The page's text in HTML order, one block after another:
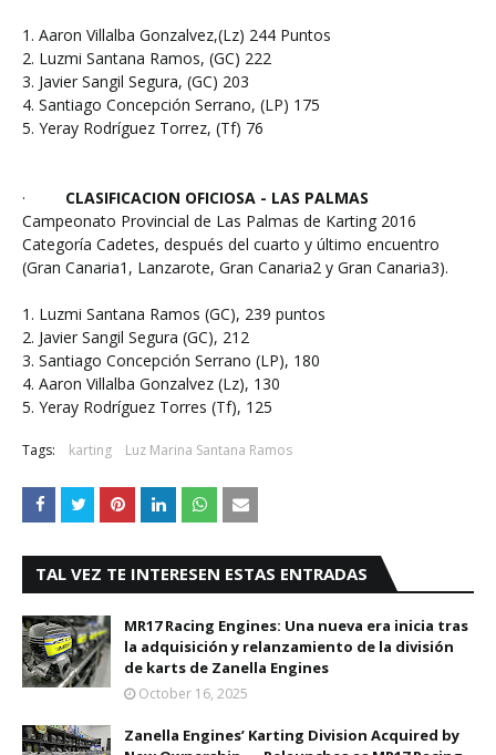
1. Aaron Villalba Gonzalvez,(Lz) 244 Puntos
2. Luzmi Santana Ramos, (GC) 222
3. Javier Sangil Segura, (GC) 203
4. Santiago Concepción Serrano, (LP) 175
5. Yeray Rodríguez Torrez, (Tf) 76
· CLASIFICACION OFICIOSA - LAS PALMAS
Campeonato Provincial de Las Palmas de Karting 2016
Categoría Cadetes, después del cuarto y último encuentro
(Gran Canaria1, Lanzarote, Gran Canaria2 y Gran Canaria3).
1. Luzmi Santana Ramos (GC), 239 puntos
2. Javier Sangil Segura (GC), 212
3. Santiago Concepción Serrano (LP), 180
4. Aaron Villalba Gonzalvez (Lz), 130
5. Yeray Rodríguez Torres (Tf), 125
Tags: karting Luz Marina Santana Ramos
TAL VEZ TE INTERESEN ESTAS ENTRADAS
MR17 Racing Engines: Una nueva era inicia tras
la adquisición y relanzamiento de la división
de karts de Zanella Engines
October 16, 2025
Zanella Engines’ Karting Division Acquired by